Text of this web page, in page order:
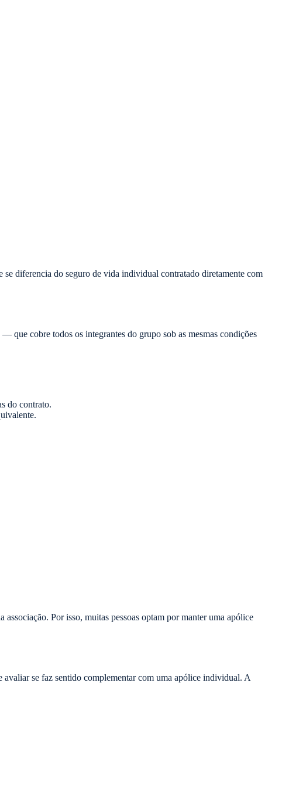
se diferencia do seguro de vida individual contratado diretamente com
que cobre todos os integrantes do grupo sob as mesmas condições
do contrato.
Por isso, muitas pessoas optam por manter uma apólice
se faz sentido complementar com uma apólice individual. A